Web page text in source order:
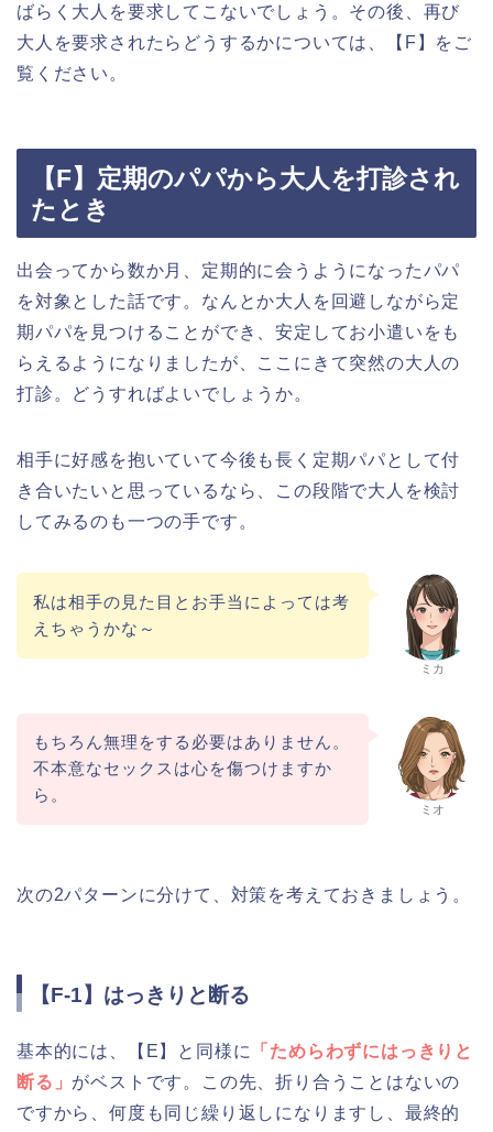
ばらく大人を要求してこないでしょう。その後、再び
大人を要求されたらどうするかについては、【F】をご
覧ください。
【F】定期のパパから大人を打診され
たとき
出会ってから数か月、定期的に会うようになったパパ
を対象とした話です。なんとか大人を回避しながら定
期パパを見つけることができ、安定してお小遣いをも
らえるようになりましたが、ここにきて突然の大人の
打診。どうすればよいでしょうか。
相手に好感を抱いていて今後も長く定期パパとして付
き合いたいと思っているなら、この段階で大人を検討
してみるのも一つの手です。
ミカ
私は相手の見た目とお手当によっては考
えちゃうかな～
ミオ
もちろん無理をする必要はありません。
不本意なセックスは心を傷つけますか
ら。
次の2パターンに分けて、対策を考えておきましょう。
【F-1】はっきりと断る
基本的には、【E】と同様に
「ためらわずにはっきりと
断る」 がベストです。この先、折り合うことはないの
ですから、何度も同じ繰り返しになりますし、最終的